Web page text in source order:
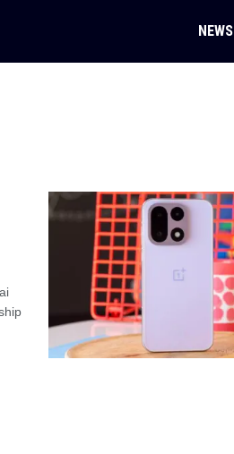
NEWS